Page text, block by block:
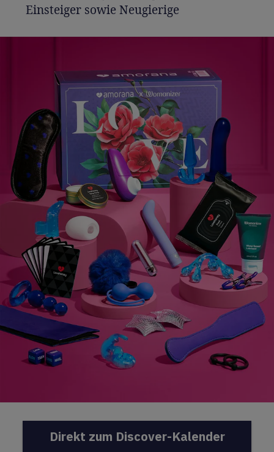
Einsteiger sowie Neugierige
Direkt zum Discover-Kalender